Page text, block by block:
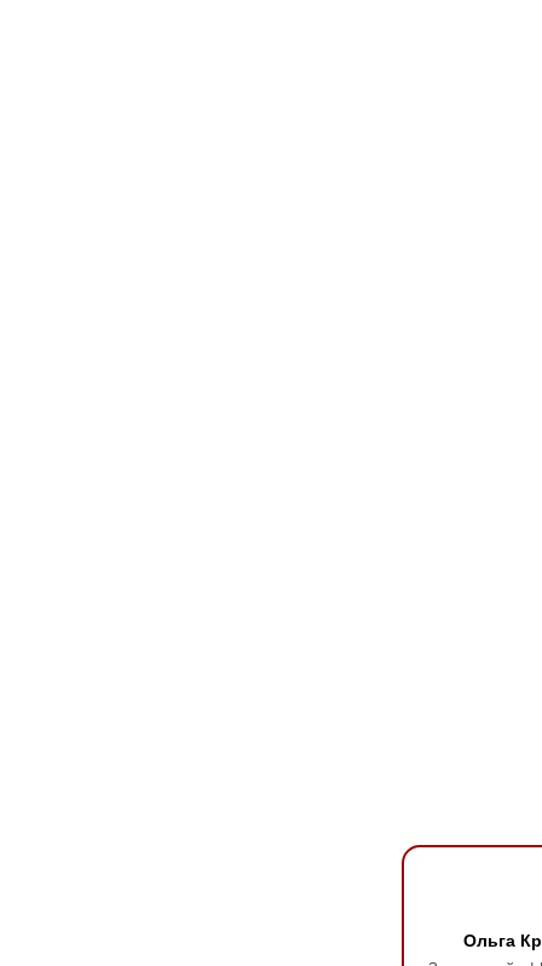
Ольга